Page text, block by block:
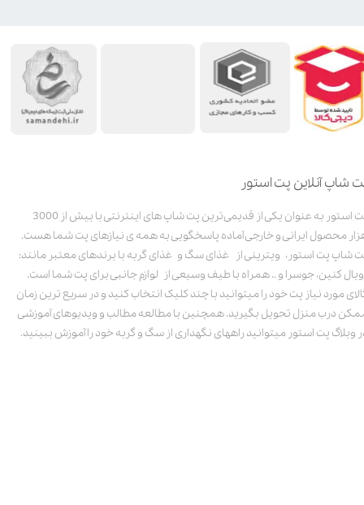
شاپ آنلاین پت استور
پت استور به عنوان یکی از قدیمی‌ترین پت شاپ های اینترنتی با بیش از 3000
محصول ایرانی و خارجی آماده پاسخگویی به همه ی نیازهای پت شما هست.
شاپ پت استور، ویترینی از غذای سگ و غذای گربه با برندهای معتبر مانند:
کنین، جوسرا و .. همراه با طیف وسیعی از لوازم جانبی برای پت شما است.
مورد نیاز پت خود را میتوانید با چند کلیک انتخاب کنید و در سریع ترین زمان
درب منزل تحویل بگیرید. همچنین با مطالعه مطالب و ویدیوهای آموزشی
وبلاگ پت استور میتوانید راههای نگهداری از سگ و گربه خود را آموزش ببینید.